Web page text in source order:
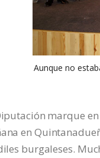
Aunque no
marque
en
burgaleses.